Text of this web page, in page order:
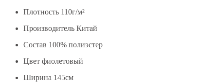
Плотность 110г/м²
Производитель Китай
Состав 100% полиэстер
Цвет фиолетовый
Ширина 145см